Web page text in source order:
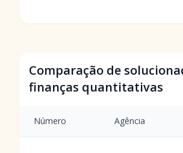
Comparação de
finanças quantitativas
Número Agência